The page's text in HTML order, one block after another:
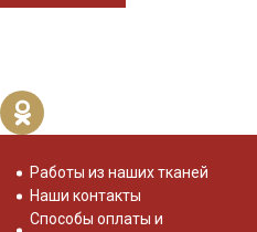
Работы из наших тканей
Наши контакты
Способы оплаты и